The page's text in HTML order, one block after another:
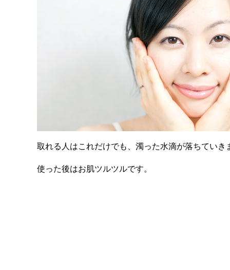
取れる人はこれだけでも、濁った水滴が落ちていき
使った後はお肌ツルツルです。